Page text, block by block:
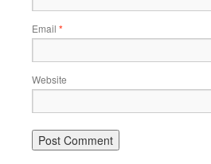
Email *
Website